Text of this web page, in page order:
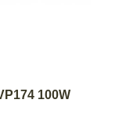
100W